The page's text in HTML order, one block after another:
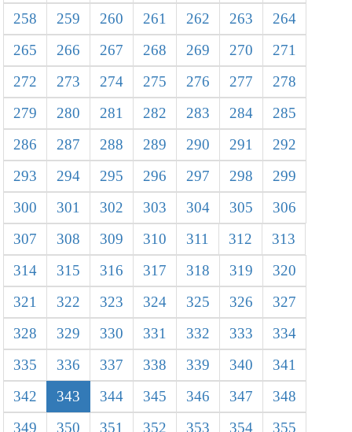
258
259 260 261 262 263
264
265
266 267 268 269 270
271
272
273 274 275 276 277
278
279
280 281 282 283 284
285
286
287 288 289 290 291
292
293
294 295 296 297 298
299
300
301 302 303 304 305
306
307
308 309 310 311 312
313
314
315 316 317 318 319
320
321
322 323 324 325 326
327
328
329 330 331 332 333
334
335
336 337 338 339 340
341
342
343 344 345 346 347
348
349
350 351 352 353 354 355